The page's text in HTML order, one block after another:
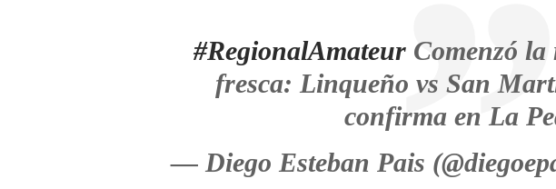
#RegionalAmateur Comenzó
fresca: Linqueño vs San
confirma en La
— Diego Esteban Pais